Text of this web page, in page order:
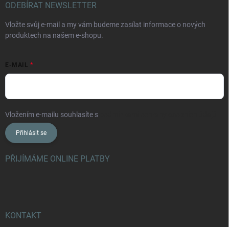
ODEBÍRAT NEWSLETTER
Vložte svůj e-mail a my vám budeme zasílat informace o nových
produktech na našem e-shopu.
E-MAIL
Vložením e-mailu souhlasíte s
Přihlásit se
PŘIJÍMÁME ONLINE PLATBY
KONTAKT